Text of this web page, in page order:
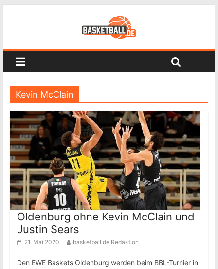
Kevin McClain
Oldenburg ohne Kevin McClain und
Justin Sears
21. Mai 2020 basketball.de Redaktion
Den EWE Baskets Oldenburg werden beim BBL-Turnier in